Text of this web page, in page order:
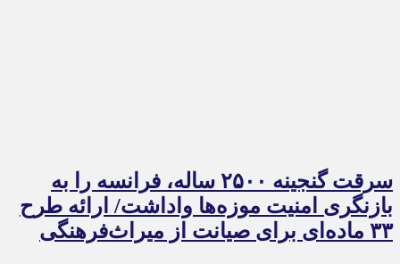
سرقت گنجینه ۲۵۰۰ ساله، فرانسه را به
بازنگری امنیت موزه‌ها واداشت/ ارائه طرح
۳۳ ماده‌ای برای صیانت از میراث‌فرهنگی